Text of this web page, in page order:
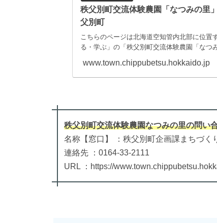
秩父別町交流体験農園「なつみの里
父別町
こちらのページは北海道空知管内北部に位置
る・学ぶ」の「秩父別町交流体験農園「なつ
www.town.chippubetsu.hokkaido.jp
秩父別町交流体験農園なつみの里の問い
名称【窓口】 ：秩父別町企画課まちづく
連絡先 ：0164-33-2111
URL ：https://